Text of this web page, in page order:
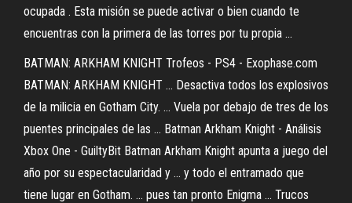
ocupada . Esta misión se puede activar o bien cuando te
encuentras con la primera de las torres por tu propia ...
BATMAN: ARKHAM KNIGHT Trofeos - PS4 - Exophase.com
BATMAN: ARKHAM KNIGHT ... Desactiva todos los explosivos
de la milicia en Gotham City. ... Vuela por debajo de tres de los
puentes principales de las ... Batman Arkham Knight - Análisis
Xbox One - GuiltyBit Batman Arkham Knight apunta a juego del
año por su espectacularidad y ... y todo el entramado que
tiene lugar en Gotham. ... pues tan pronto Enigma ... Trucos